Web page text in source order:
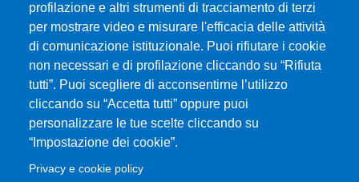
profilazione e altri strumenti di tracciamento di terzi
per mostrare video e misurare l'efficacia delle attività
di comunicazione istituzionale. Puoi rifiutare i cookie
non necessari e di profilazione cliccando su “Rifiuta
tutti”. Puoi scegliere di acconsentirne l’utilizzo
cliccando su “Accetta tutti” oppure puoi
personalizzare le tue scelte cliccando su
“Impostazione dei cookie”.
Privacy e cookie policy
Università degli Studi di Messina
Piazza Pugliatti, 1 - 98122 Messina
Cod. Fiscale 80004070837
P.IVA 00724160833
Centralino: 090 676 1
MENÙ SOCIAL